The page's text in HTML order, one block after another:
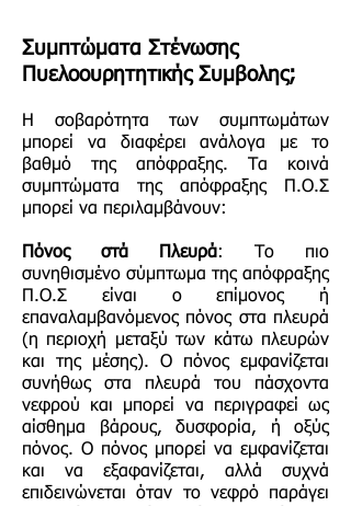
Συμπτώματα Στένωσης
Πυελοουρητητικής Συμβολης;
Η σοβαρότητα των συμπτωμάτων
μπορεί να διαφέρει ανάλογα με το
βαθμό της απόφραξης. Τα κοινά
συμπτώματα της απόφραξης Π.Ο.Σ
μπορεί να περιλαμβάνουν:
Πόνος στά Πλευρά: Το πιο
συνηθισμένο σύμπτωμα της απόφραξης
Π.Ο.Σ είναι ο επίμονος ή
επαναλαμβανόμενος πόνος στα πλευρά
(η περιοχή μεταξύ των κάτω πλευρών
και της μέσης). Ο πόνος εμφανίζεται
συνήθως στα πλευρά του πάσχοντα
νεφρού και μπορεί να περιγραφεί ως
αίσθημα βάρους, δυσφορία, ή οξύς
πόνος. Ο πόνος μπορεί να εμφανίζεται
και να εξαφανίζεται, αλλά συχνά
επιδεινώνεται όταν το νεφρό παράγει